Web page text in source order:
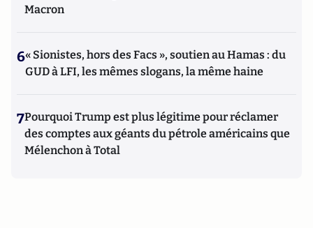
Macron
6« Sionistes, hors des Facs », soutien au Hamas : du
GUD à LFI, les mêmes slogans, la même haine
7Pourquoi Trump est plus légitime pour réclamer
des comptes aux géants du pétrole américains que
Mélenchon à Total